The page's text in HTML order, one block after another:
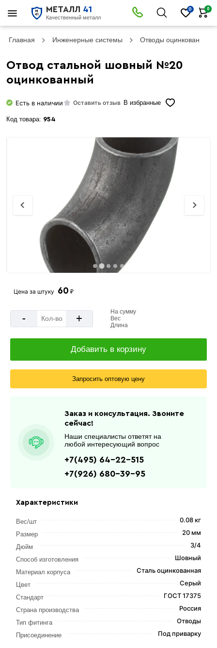
МЕТАЛЛ 41
Качественный металл
0 0
Главная Инженерные системы Отводы оцинкованные
Отвод стальной шовный №20
оцинкованный
Есть в наличии Оставить отзыв В избранные
Код товара: 954
Характеристики
Вес/шт 0.08 кг
Размер 20 мм
Дюйм 3/4
Способ изготовления Шовный
Материал корпуса Сталь оцинкованная
Цвет Серый
Стандарт ГОСТ 17375
Страна производства Россия
Тип фитинга Отводы
Присоединение Под приварку
Цена за штуку 60 ₽
- +
На сумму
Вес
Длина
Добавить в корзину
Запросить оптовую цену
Заказ и консультация. Звоните
сейчас!
Наши специалисты ответят на
любой интересующий вопрос
+7(495) 64-22-515
+7(926) 680-39-95